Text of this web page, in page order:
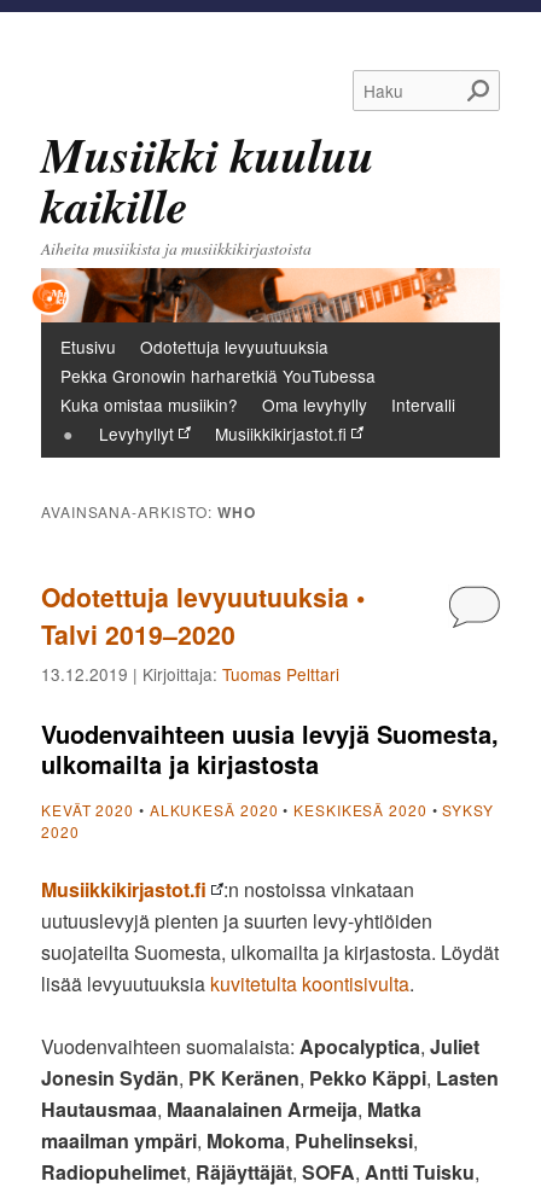
Haku
Musiikki kuuluu
kaikille
Aiheita musiikista ja musiikkikirjastoista
Päävalikko
Etusivu
Odotettuja levyuutuuksia
Pekka Gronowin harharetkiä YouTubessa
Kuka omistaa musiikin?
Oma levyhylly
Intervalli
Levyhyllyt
Musiikkikirjastot.fi
AVAINSANA-ARKISTO:WHO
Odotettuja levyuutuuksia •
Talvi 2019–2020
13.12.2019 | Kirjoittaja:Tuomas Pelttari
Vuodenvaihteen uusia levyjä Suomesta,
ulkomailta ja kirjastosta
KEVÄT 2020 • ALKUKESÄ 2020 • KESKIKESÄ 2020 •SYKSY
2020
Musiikkikirjastot.fi
:n nostoissa vinkataan
uutuuslevyjä pienten ja suurten levy-yhtiöiden
suojateilta Suomesta, ulkomailta ja kirjastosta. Löydät
lisää levyuutuuksia kuvitetulta koontisivulta.
Vuodenvaihteen suomalaista: Apocalyptica,Juliet
Jonesin Sydän, PK Keränen, Pekko Käppi, Lasten
Hautausmaa, Maanalainen Armeija, Matka
maailman ympäri, Mokoma, Puhelinseksi,
Radiopuhelimet, Räjäyttäjät,SOFA, Antti Tuisku,